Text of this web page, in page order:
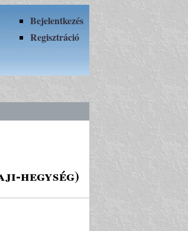
Bejelentkezés
Regisztráció
hegység)